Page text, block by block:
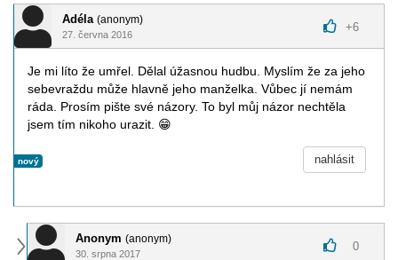
Adéla (anonym)
27. června 2016
+6
Je mi líto že umřel. Dělal úžasnou hudbu. Myslím že za jeho
sebevraždu může hlavně jeho manželka. Vůbec jí nemám
ráda. Prosím pište své názory. To byl můj názor nechtěla
jsem tím nikoho urazit. 😁
nový nahlásit
Anonym (anonym)
30. srpna 2017
0